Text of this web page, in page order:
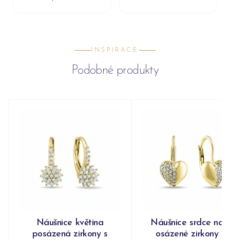
INSPIRACE
Podobné produkty
Náušnice květina
posázená zirkony s
Náušnice srdce
osázené zirkony ze